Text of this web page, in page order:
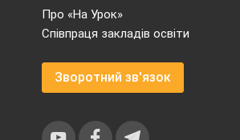
Про «На Урок»
Співпраця закладів освіти
Зворотний зв'язок